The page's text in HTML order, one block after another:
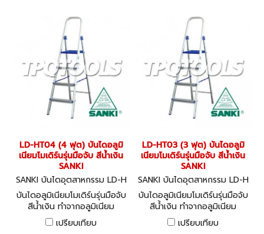
LD-HT04 (4 ฟุต) บันไดอลูมิ
เนียมโมเดิร์นรุ่นมือจับ สีน้ำเงิน
SANKI
SANKI บันไดอุตสาหกรรม LD-H
T04
บันไดอลูมิเนียมโมเดิร์นรุ่นมือจับ
สีน้ำเงิน ทำจากอลูมิเนียม
คุณภาพดี สามารถรับน้ำหนักได้
150 กก.
เปรียบเทียบ
LD-HT03 (3 ฟุต) บันไดอลูมิ
เนียมโมเดิร์นรุ่นมือจับ สีน้ำเงิน
SANKI
SANKI บันไดอุตสาหกรรม LD-H
T03
บันไดอลูมิเนียมโมเดิร์นรุ่นมือจับ
สีน้ำเงิน ทำจากอลูมิเนียม
คุณภาพดี สามารถรับน้ำหนักได้
150 กก.
เปรียบเทียบ